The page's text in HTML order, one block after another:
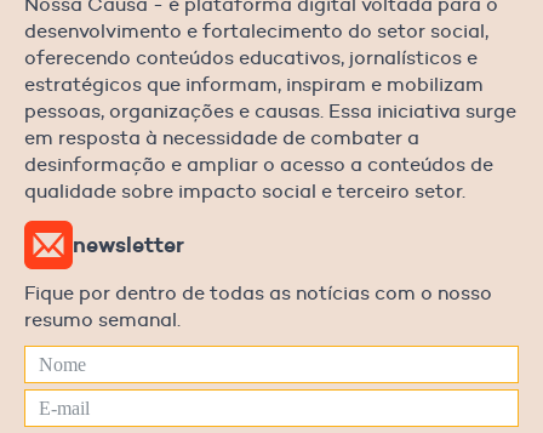
desenvolvimento e fortalecimento do setor social,
oferecendo conteúdos educativos, jornalísticos e
estratégicos que informam, inspiram e mobilizam
pessoas, organizações e causas. Essa iniciativa surge
em resposta à necessidade de combater a
desinformação e ampliar o acesso a conteúdos de
qualidade sobre impacto social e terceiro setor.
newsletter
Fique por dentro de todas as notícias com o nosso
resumo semanal.